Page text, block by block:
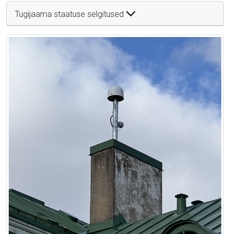
Tugijaama staatuse selgitused